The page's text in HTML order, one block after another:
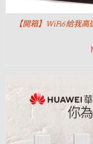
【開箱】WiFi6給我